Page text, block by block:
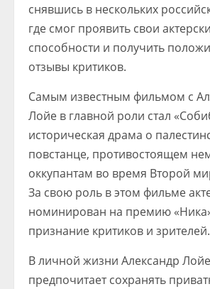
снявшись в нескольких
где смог проявить свои
способности и получить
отзывы критиков.
Самым известным фильмом с
Лойе в главной роли стал
историческая драма о
повстанце, противостоящем
оккупантам во время Второй
За свою роль в этом фильме
номинирован на премию
признание критиков и зрителей.
В личной жизни Александр Лойе
предпочитает сохранять